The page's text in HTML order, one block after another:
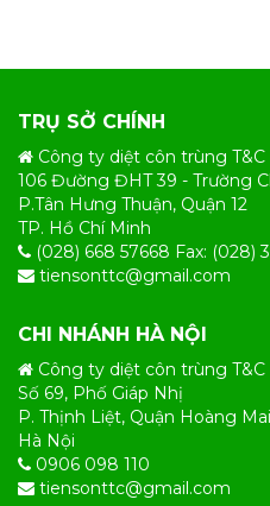
TRỤ SỞ CHÍNH
Công ty diệt côn trùng T&C
106 Đường ĐHT 39 - Trường
P.Tân Hưng Thuận, Quận 12
TP. Hồ Chí Minh
(028) 668 57668 Fax: (028)
tiensonttc@gmail.com
CHI NHÁNH HÀ NỘI
Công ty diệt côn trùng T&C
Số 69, Phố Giáp Nhị
P. Thịnh Liệt, Quận Hoàng Mai
Hà Nội
0906 098 110
tiensonttc@gmail.com